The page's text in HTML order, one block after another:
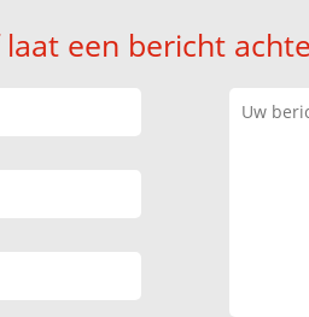
laat een bericht